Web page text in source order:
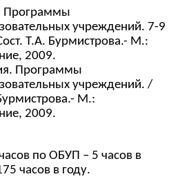
Программы
учреждений. 7-9
Т.А. Бурмистрова.- М.:
2009.
Программы
учреждений. /
М.:
2009.
по ОБУП – 5 часов в
часов в году.